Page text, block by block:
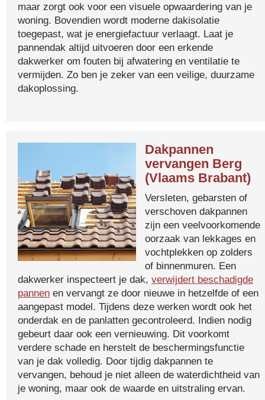
maar zorgt ook voor een visuele opwaardering van je
woning. Bovendien wordt moderne dakisolatie
toegepast, wat je energiefactuur verlaagt. Laat je
pannendak altijd uitvoeren door een erkende
dakwerker om fouten bij afwatering en ventilatie te
vermijden. Zo ben je zeker van een veilige, duurzame
dakoplossing.
Dakpannen
vervangen Berg
(Vlaams Brabant)
Versleten, gebarsten of
verschoven dakpannen
zijn een veelvoorkomende
oorzaak van lekkages en
vochtplekken op zolders
of binnenmuren. Een
dakwerker inspecteert je dak, verwijdert beschadigde
pannen en vervangt ze door nieuwe in hetzelfde of een
aangepast model. Tijdens deze werken wordt ook het
onderdak en de panlatten gecontroleerd. Indien nodig
gebeurt daar ook een vernieuwing. Dit voorkomt
verdere schade en herstelt de beschermingsfunctie
van je dak volledig. Door tijdig dakpannen te
vervangen, behoud je niet alleen de waterdichtheid van
je woning, maar ook de waarde en uitstraling ervan.